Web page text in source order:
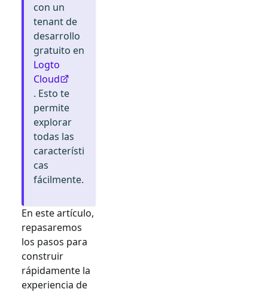
con un
tenant de
desarrollo
gratuito en
Logto
Cloud
. Esto te
permite
explorar
todas las
característi
cas
fácilmente.
En este artículo,
repasaremos
los pasos para
construir
rápidamente la
experiencia de